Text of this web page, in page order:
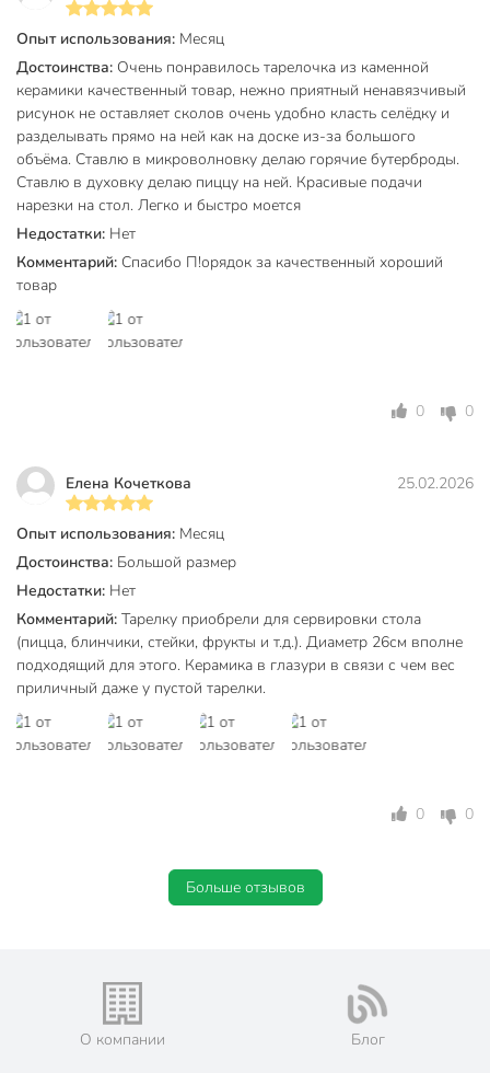
Техническая информация
Количество в наборе, шт
Диаметр, см
26 см
Бренд
Daniks
Страна производства
Китай
Коллекция
Можно мыть в посудомоечной
машине
для СВЧ
С крышкой
без крышки
Материал
Цвет
бежевый
Тип
тарелка
сервировочный
столовый
Verde бежевый
Опыт использования: Месяц
Достоинства: Очень понравилось тарелочка из каменной
керамики качественный товар, нежно приятный ненавязчивый
рисунок не оставляет сколов очень удобно класть селёдку и
разделывать прямо на ней как на доске из-за большого
объёма. Ставлю в микроволновку делаю горячие бутерброды.
Ставлю в духовку делаю пиццу на ней. Красивые подачи
нарезки на стол. Легко и быстро моется
Недостатки: Нет
Комментарий: Спасибо П!орядок за качественный хороший
товар
0 0
Елена Кочеткова 25.02.2026
Опыт использования: Месяц
Достоинства: Большой размер
Недостатки: Нет
Комментарий: Тарелку приобрели для сервировки стола
(пицца, блинчики, стейки, фрукты и т.д.). Диаметр 26см вполне
подходящий для этого. Керамика в глазури в связи с чем вес
приличный даже у пустой тарелки.
0 0
Больше отзывов
О компании Блог